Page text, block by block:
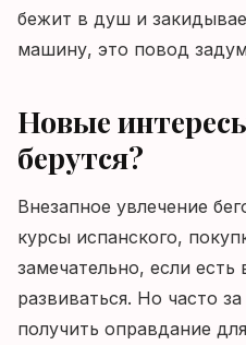
бежит в душ и
машину, это повод
Новые
берутся?
Внезапное увлечение
курсы испанского,
замечательно, если
развиваться. Но часто
получить оправдание